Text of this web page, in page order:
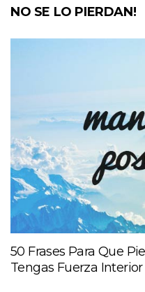
NO SE LO PIERDAN!
50 Frases Para Que
Tengas Fuerza Interior